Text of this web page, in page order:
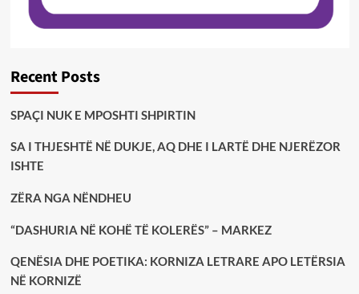
Recent Posts
SPAÇI NUK E MPOSHTI SHPIRTIN
SA I THJESHTË NË DUKJE, AQ DHE I LARTË DHE NJERËZOR
ISHTE
ZËRA NGA NËNDHEU
“DASHURIA NË KOHË TË KOLERËS” – MARKEZ
QENËSIA DHE POETIKA: KORNIZA LETRARE APO LETËRSIA
NË KORNIZË